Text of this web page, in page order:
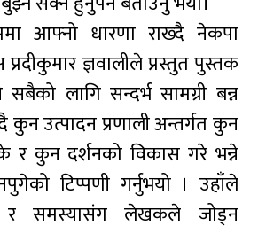
आफ्नो धारणा राख्दै नेकपा
ज्ञवालीले प्रस्तुत पुस्तक
लागि सन्दर्भ सामग्री बन्न
कुन उत्पादन प्रणाली अन्तर्गत कुन
र कुन दर्शनको विकास गरे भन्ने
टिप्पणी गर्नुभयो । उहाँले
र समस्यासंग लेखकले जोड्न